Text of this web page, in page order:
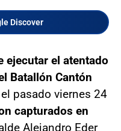
Discover
ejecutar el atentado
Batallón Cantón
pasado viernes 24
capturados en
Alejandro Eder